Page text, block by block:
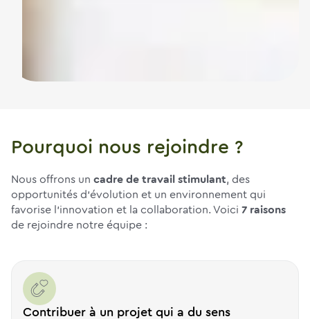
Pourquoi nous rejoindre ?
Nous offrons un cadre de travail stimulant, des
opportunités d’évolution et un environnement qui
favorise l’innovation et la collaboration. Voici 7 raisons
de rejoindre notre équipe :
Contribuer à un projet qui a du sens